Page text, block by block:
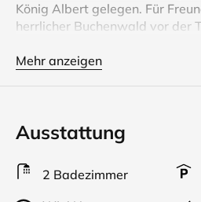
König Albert gelegen. Für
herrlicher Buchenwald vor der
Erholung (eben ein früheres
Gestaltung Ihres Urlaubes
Kinder) finden Sie auf unserer
dem Namen Ferienwohnung
finden können. Oder Sie
Namen der Ferienwohnung.
Mehr anzeigen
Ausstattung
2 Badezimmer